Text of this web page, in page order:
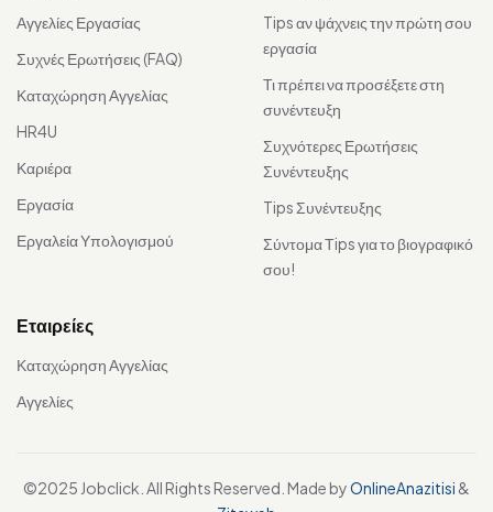
Αγγελίες Εργασίας
Συχνές Ερωτήσεις (FAQ)
Καταχώρηση Αγγελίας
HR4U
Καριέρα
Εργασία
Εργαλεία Υπολογισμού
Tips αν ψάχνεις την πρώτη σου
εργασία
Τι πρέπει να προσέξετε στη
συνέντευξη
Συχνότερες Ερωτήσεις
Συνέντευξης
Tips Συνέντευξης
Σύντομα Τips για το βιογραφικό
σου!
Εταιρείες
Καταχώρηση Αγγελίας
Αγγελίες
©2025 Jobclick. All Rights Reserved. Made byOnlineAnazitisi &